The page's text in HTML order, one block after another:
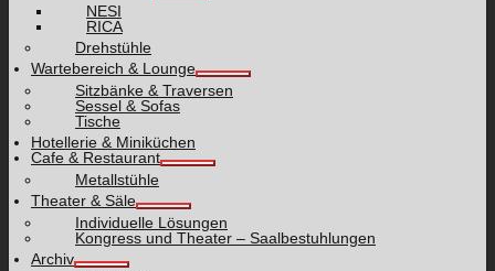
NESI
RICA
Drehstühle
Wartebereich & Lounge
Sitzbänke & Traversen
Sessel & Sofas
Tische
Hotellerie & Miniküchen
Cafe & Restaurant
Metallstühle
Theater & Säle
Individuelle Lösungen
Kongress und Theater – Saalbestuhlungen
Archiv